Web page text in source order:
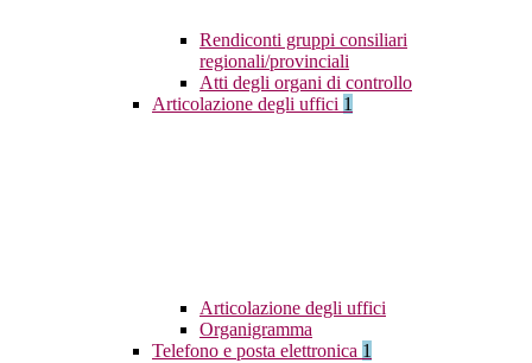
Rendiconti gruppi consiliari
regionali/provinciali
Atti degli organi di controllo
Articolazione degli uffici 1
Articolazione degli uffici
Organigramma
Telefono e posta elettronica 1